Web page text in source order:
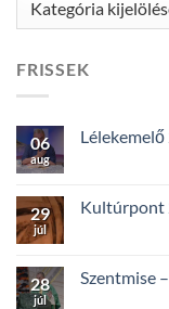
FRISSEK
06
aug
29
júl
Kultúrpont
28
júl
Szentmise